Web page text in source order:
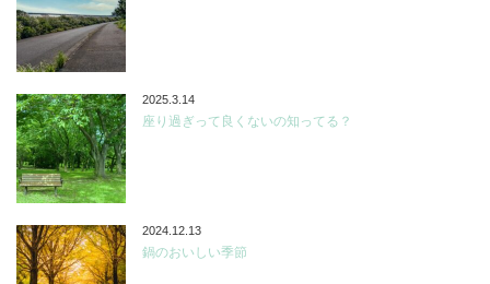
2025.3.14
座り過ぎって良くないの知ってる？
2024.12.13
鍋のおいしい季節